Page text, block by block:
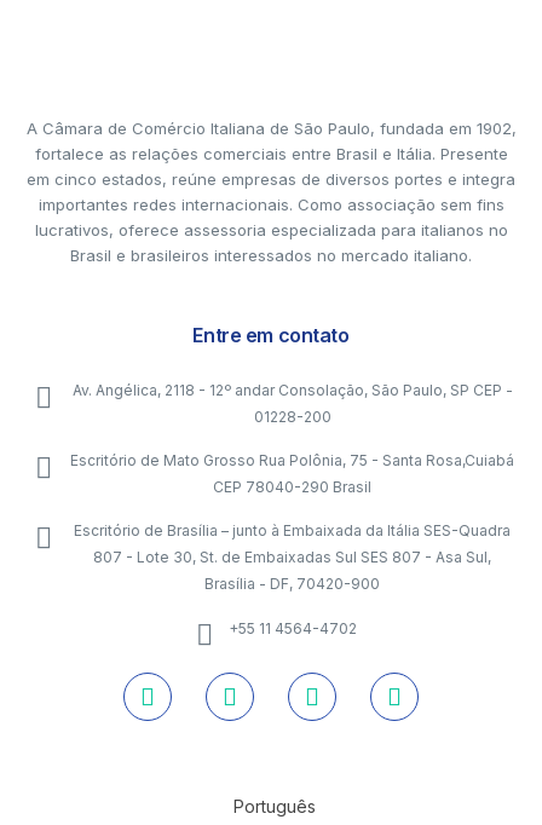
A Câmara de Comércio Italiana de São Paulo, fundada em 1902,
fortalece as relações comerciais entre Brasil e Itália. Presente
em cinco estados, reúne empresas de diversos portes e integra
importantes redes internacionais. Como associação sem fins
lucrativos, oferece assessoria especializada para italianos no
Brasil e brasileiros interessados no mercado italiano.
Entre em contato
Av. Angélica, 2118 - 12º andar Consolação, São Paulo, SP CEP -
01228-200
Escritório de Mato Grosso Rua Polônia, 75 - Santa Rosa,Cuiabá
CEP 78040-290 Brasil
Escritório de Brasília – junto à Embaixada da Itália SES-Quadra
807 - Lote 30, St. de Embaixadas Sul SES 807 - Asa Sul,
Brasília - DF, 70420-900
+55 11 4564-4702
Português